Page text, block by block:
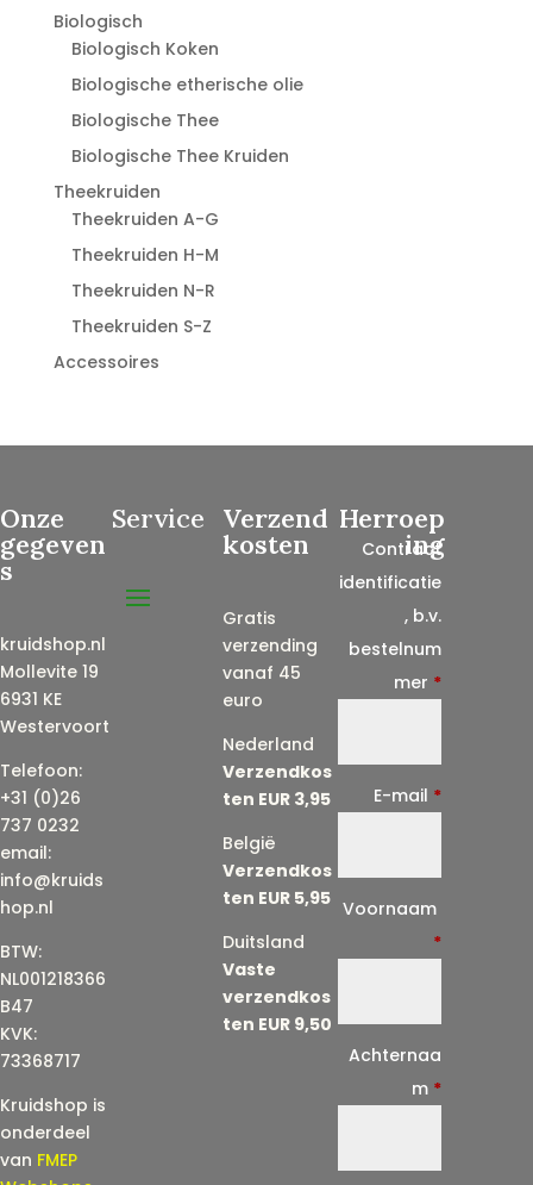
Biologisch
Biologisch Koken
Biologische etherische olie
Biologische Thee
Biologische Thee Kruiden
Theekruiden
Theekruiden A-G
Theekruiden H-M
Theekruiden N-R
Theekruiden S-Z
Accessoires
Onze
gegeven
s
kruidshop.nl
Mollevite 19
6931 KE
Westervoort
Telefoon:
+31 (0)26
737 0232
email:
info@kruids
hop.nl
BTW:
NL001218366
B47
KVK:
73368717
Kruidshop is
onderdeel
van FMEP
Service Verzend
kosten
Gratis
verzending
vanaf 45
euro
Nederland
Verzendkos
ten EUR 3,95
België
Verzendkos
ten EUR 5,95
Duitsland
Vaste
verzendkos
ten EUR 9,50
Herroep
ing
Contract
identificatie
, b.v.
bestelnum
mer *
E-mail *
Voornaam
*
Achternaa
m *